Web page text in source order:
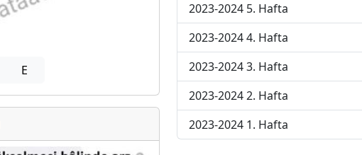
E
2023-2024 5. Hafta
2023-2024 4. Hafta
2023-2024 3. Hafta
2023-2024 2. Hafta
2023-2024 1. Hafta